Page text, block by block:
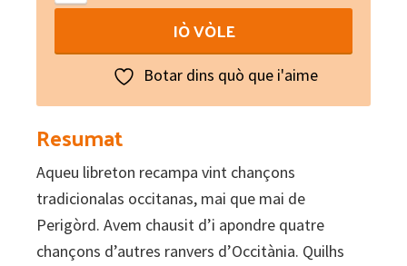
occitans
(libre
+
CD)
quantity
IÒ VÒLE
Botar dins quò que i'aime
Resumat
Aqueu libreton recampa vint chançons
tradicionalas occitanas, mai que mai de
Perigòrd. Avem chausit d’i apondre quatre
chançons d’autres ranvers d’Occitània. Quilhs